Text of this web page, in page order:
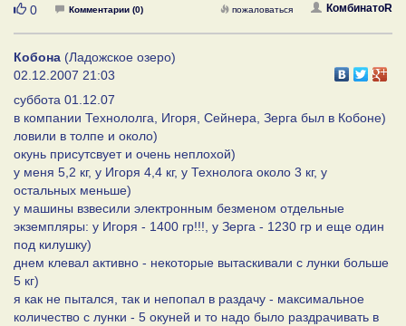
Нравится
0 Комментарии (0) КомбинатоR
пожаловаться
Кобона (Ладожское озеро)
02.12.2007 21:03
суббота 01.12.07
в компании Технололга, Игоря, Сейнера, Зерга был в Кобоне)
ловили в толпе и около)
окунь присутсвует и очень неплохой)
у меня 5,2 кг, у Игоря 4,4 кг, у Технолога около 3 кг, у
остальных меньше)
у машины взвесили электронным безменом отдельные
экземпляры: у Игоря - 1400 гр!!!, у Зерга - 1230 гр и еще один
под килушку)
днем клевал активно - некоторые вытаскивали с лунки больше
5 кг)
я как не пытался, так и непопал в раздачу - максимальное
количество с лунки - 5 окуней и то надо было раздрачивать в